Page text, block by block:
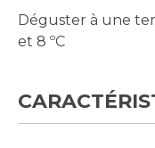
Déguster à une
et 8 ºC